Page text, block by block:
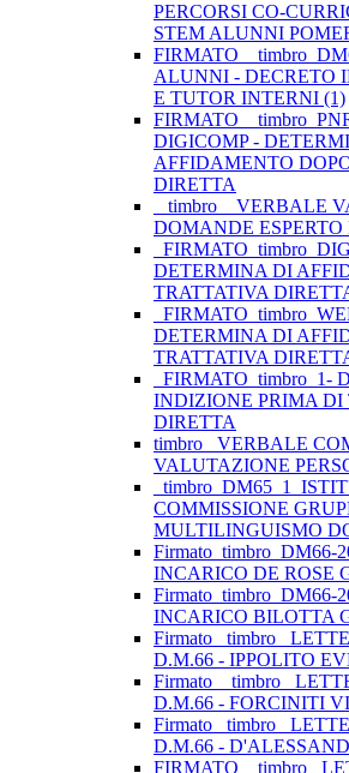
PERCORSI CO-
STEM ALUNNI
ALUNNI - DECRETO
E TUTOR INTERNI (1)
DIGICOMP -
AFFIDAMENTO
DIRETTA
_ timbro _ VERBALE
DOMANDE
DETERMINA DI
TRATTATIVA
DETERMINA DI
TRATTATIVA
_FIRMATO_timbro_1-
INDIZIONE PRIMA DI
DIRETTA
timbro _VERBALE
VALUTAZIONE
COMMISSIONE
MULTILINGUISMO
Firmato_timbro_DM66-
INCARICO DE ROSE
Firmato_timbro_DM66-
INCARICO BILOTTA
Firmato_ timbro
D.M.66 - IPPOLITO
Firmato _ timbro
D.M.66 - FORCINITI
Firmato_ timbro
D.M.66 -
FIRMATO _ timbro